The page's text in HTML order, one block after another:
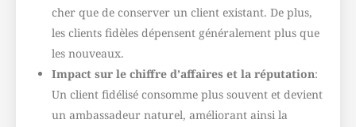
cher que de conserver un client existant. De plus,
les clients fidèles dépensent généralement plus que
les nouveaux.
Impact sur le chiffre d’affaires et la réputation:
Un client fidélisé consomme plus souvent et devient
un ambassadeur naturel, améliorant ainsi la